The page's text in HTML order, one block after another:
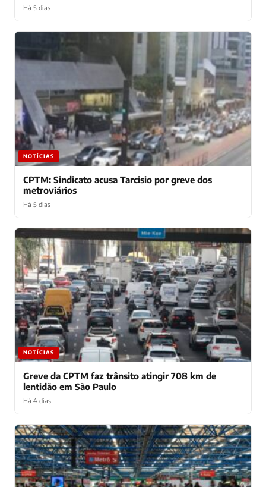
Há 5 dias
NOTÍCIAS
CPTM: Sindicato acusa Tarcisio por greve dos
metroviários
Há 5 dias
NOTÍCIAS
Greve da CPTM faz trânsito atingir 708 km de
lentidão em São Paulo
Há 4 dias